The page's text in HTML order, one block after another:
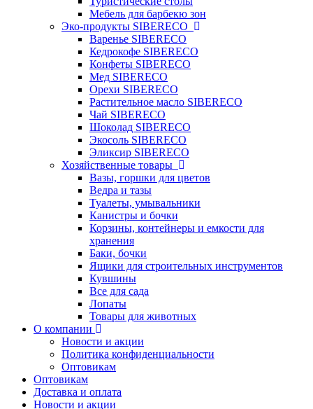
Мебель для барбекю зон
Эко-продукты SIBERECO
Варенье SIBERECO
Кедрокофе SIBERECO
Конфеты SIBERECO
Мед SIBERECO
Орехи SIBERECO
Растительное масло SIBERECO
Чай SIBERECO
Шоколад SIBERECO
Экосоль SIBERECO
Эликсир SIBERECO
Хозяйственные товары
Вазы, горшки для цветов
Ведра и тазы
Туалеты, умывальники
Канистры и бочки
Корзины, контейнеры и емкости для
хранения
Баки, бочки
Ящики для строительных инструментов
Кувшины
Все для сада
Лопаты
Товары для животных
О компании
Новости и акции
Политика конфиденциальности
Оптовикам
Оптовикам
Доставка и оплата
Новости и акции